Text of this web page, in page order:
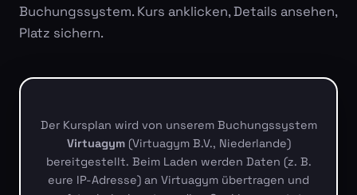
Buchungssystem. Kurs anklicken, Details ansehen,
Platz sichern.
Der Kursplan wird von unserem Buchungssystem
Virtuagym(Virtuagym B.V., Niederlande)
bereitgestellt. Beim Laden werden Daten (z. B.
eure IP-Adresse) an Virtuagym übertragen und